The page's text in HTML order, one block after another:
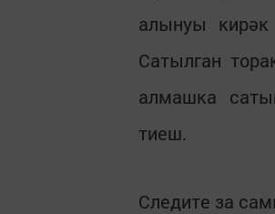
алынуы
Сатылган
алмашка
тиеш.
Следите за